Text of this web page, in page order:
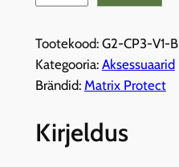
-
r
o
G
n
Tootekood: G2-CP3-V1-B
Kategooria: Aksessuaarid
Brändid: Matrix Protect
Kirjeldus